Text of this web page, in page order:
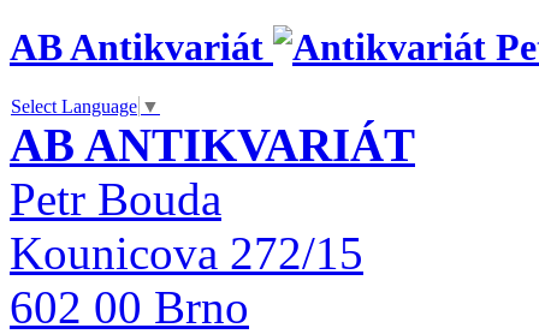
AB Antikvariát
Select Language ▼
AB ANTIKVARIÁT
Petr Bouda
Kounicova 272/15
602 00 Brno